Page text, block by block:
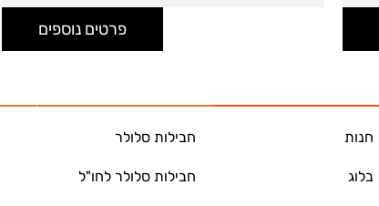
פרטים נוספים
חנות
בלוג
חבילות סלולר
חבילות סלולר לחו"ל